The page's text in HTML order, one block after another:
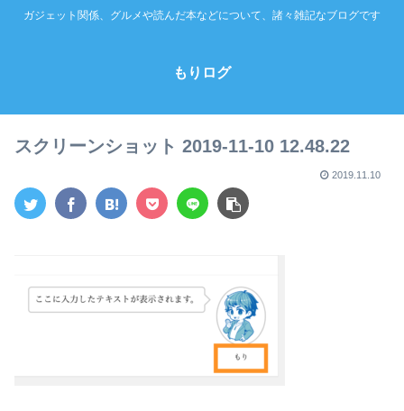
ガジェット関係、グルメや読んだ本などについて、諸々雑記なブログです
もりログ
スクリーンショット 2019-11-10 12.48.22
2019.11.10